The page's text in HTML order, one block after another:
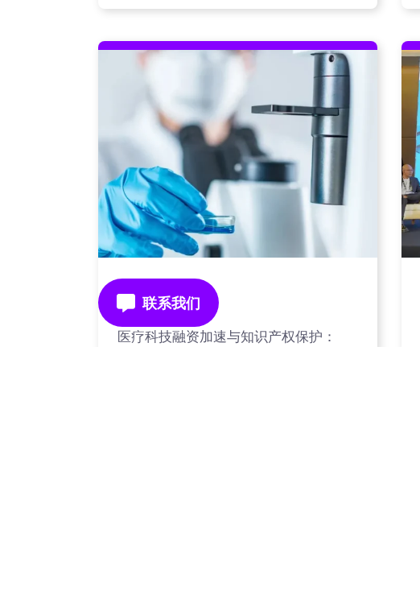
行业动态
医疗科技融资加速与知识产权保护：